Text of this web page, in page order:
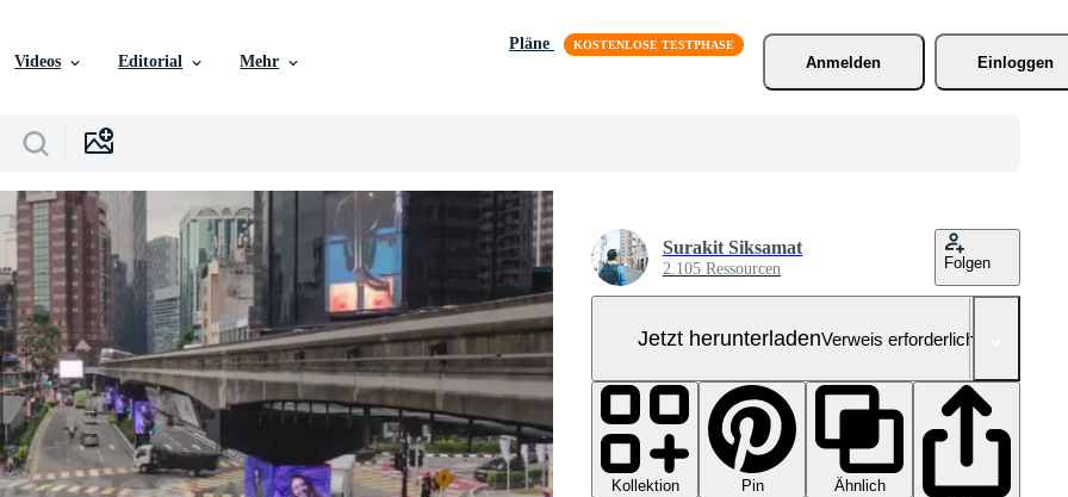
Videos Editorial Mehr
Pläne
Anmelden
Einloggen
Surakit Siksamat
2.105 Ressourcen Folgen
Jetzt herunterladenVerweis erforderlich
Kollektion Pin
Ähnlich